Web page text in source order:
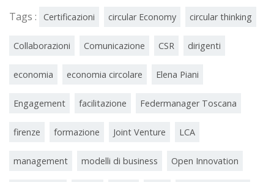
Tags : Certificazioni circular Economy circular thinking
Collaborazioni Comunicazione CSR dirigenti
economia economia circolare Elena Piani
Engagement facilitazione Federmanager Toscana
firenze formazione Joint Venture LCA
management modelli di business Open Innovation